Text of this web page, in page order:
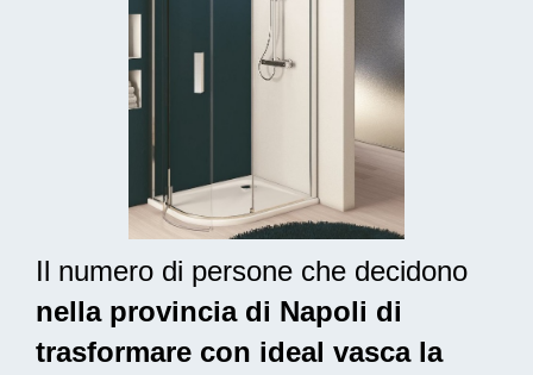
Il numero di persone che decidono
nella provincia di Napoli di
trasformare con ideal vasca la